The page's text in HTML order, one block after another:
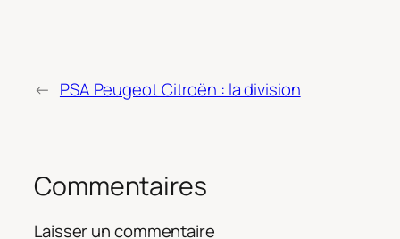
← PSA Peugeot Citroën : la division
Commentaires
Laisser un commentaire